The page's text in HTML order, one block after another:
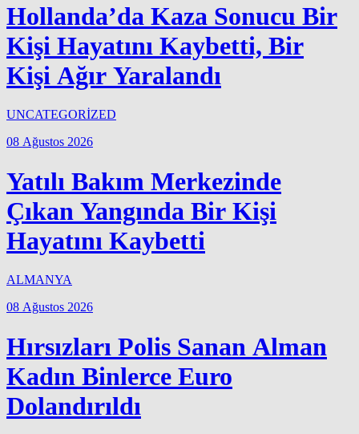
Hollanda’da Kaza Sonucu Bir
Kişi Hayatını Kaybetti, Bir
Kişi Ağır Yaralandı
UNCATEGORİZED
08 Ağustos 2026
Yatılı Bakım Merkezinde
Çıkan Yangında Bir Kişi
Hayatını Kaybetti
ALMANYA
08 Ağustos 2026
Hırsızları Polis Sanan Alman
Kadın Binlerce Euro
Dolandırıldı